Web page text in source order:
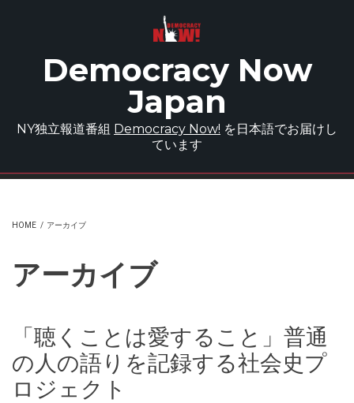
Democracy Now
Japan
NY独立報道番組 Democracy Now! を日本語でお届けし
ています
HOME / アーカイブ
アーカイブ
「聴くことは愛すること」普通
の人の語りを記録する社会史プ
ロジェクト